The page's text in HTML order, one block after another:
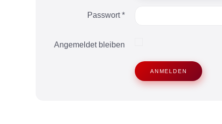
Passwort*
Angemeldet bleiben
ANMELDEN